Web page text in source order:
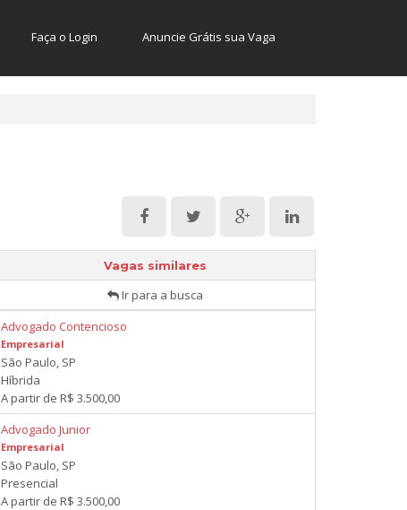
Faça o Login Anuncie Grátis sua Vaga
Vagas similares
Ir para a busca
Advogado Contencioso
Empresarial
São Paulo, SP
Híbrida
A partir de R$ 3.500,00
Advogado Junior
Empresarial
São Paulo, SP
Presencial
A partir de R$ 3.500,00